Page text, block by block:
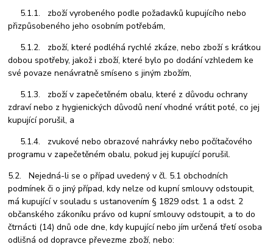
5.1.1. zboží vyrobeného podle požadavků kupujícího nebo
přizpůsobeného jeho osobním potřebám,
5.1.2. zboží, které podléhá rychlé zkáze, nebo zboží s krátkou
dobou spotřeby, jakož i zboží, které bylo po dodání vzhledem ke
své povaze nenávratně smíseno s jiným zbožím,
5.1.3. zboží v zapečetěném obalu, které z důvodu ochrany
zdraví nebo z hygienických důvodů není vhodné vrátit poté, co jej
kupující porušil, a
5.1.4. zvukové nebo obrazové nahrávky nebo počítačového
programu v zapečetěném obalu, pokud jej kupující porušil.
5.2. Nejedná-li se o případ uvedený v čl. 5.1 obchodních
podmínek či o jiný případ, kdy nelze od kupní smlouvy odstoupit,
má kupující v souladu s ustanovením § 1829 odst. 1 a odst. 2
občanského zákoníku právo od kupní smlouvy odstoupit, a to do
čtrnácti (14) dnů ode dne, kdy kupující nebo jím určená třetí osoba
odlišná od dopravce převezme zboží, nebo: